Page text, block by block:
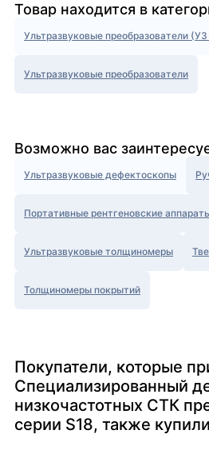
Товар находится в
Ультразвуковые преобразователи
Ультразвуковые преобразователи
Возможно вас
Ультразвуковые дефектоскопы
Портативные рентгеновские
Ультразвуковые толщиномеры
Толщиномеры покрытий
Покупатели, которые
Специализированный
низкочастотных СТК
серии S18, также купили